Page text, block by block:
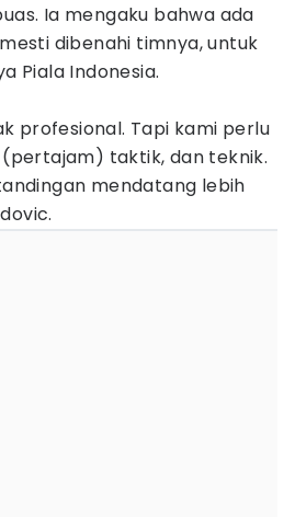
Ia mengaku bahwa ada
dibenahi timnya, untuk
Piala Indonesia.
profesional. Tapi kami perlu
taktik, dan teknik.
mendatang lebih